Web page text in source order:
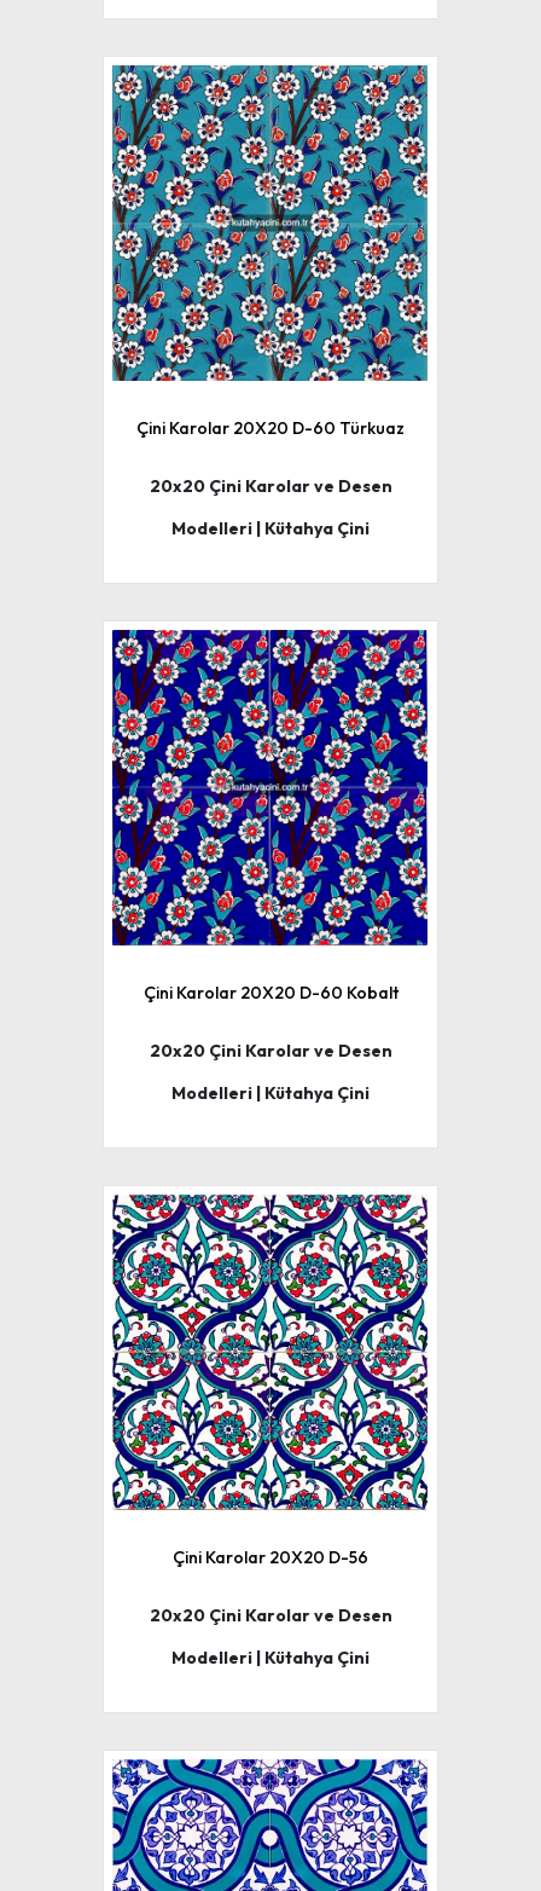
Çini Karolar 20X20 D-60 Türkuaz
20x20 Çini Karolar ve Desen
Modelleri | Kütahya Çini
Çini Karolar 20X20 D-60 Kobalt
20x20 Çini Karolar ve Desen
Modelleri | Kütahya Çini
Çini Karolar 20X20 D-56
20x20 Çini Karolar ve Desen
Modelleri | Kütahya Çini